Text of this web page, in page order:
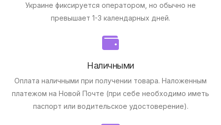
Украине фиксируется оператором, но обычно не
превышает 1-3 календарных дней.
Наличными
Оплата наличными при получении товара. Наложенным
платежом на Новой Почте (при себе необходимо иметь
паспорт или водительское удостоверение).